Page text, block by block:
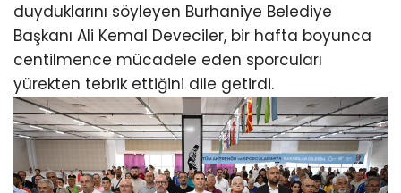
duyduklarını söyleyen Burhaniye Belediye
Başkanı Ali Kemal Deveciler, bir hafta boyunca
centilmence mücadele eden sporcuları
yürekten tebrik ettiğini dile getirdi.